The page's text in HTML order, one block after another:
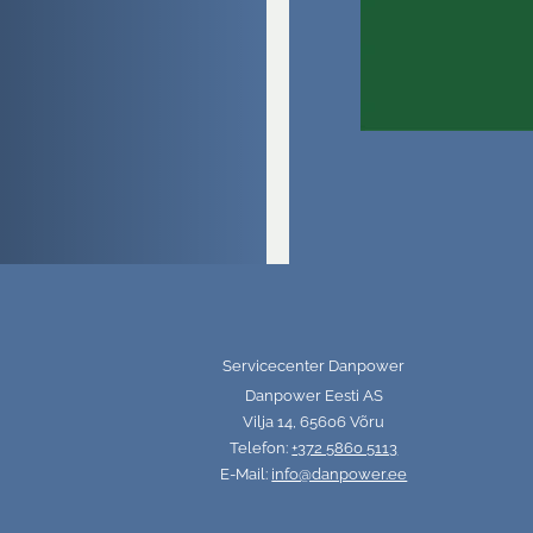
Servicecenter Danpower
Danpower Eesti AS
Vilja 14, 65606 Võru
Telefon:+372 5860 5113
E-Mail: info@danpower.ee